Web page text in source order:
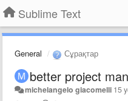
Sublime Text
General Сұрақтар
better project
michelangelo giacomelli 15